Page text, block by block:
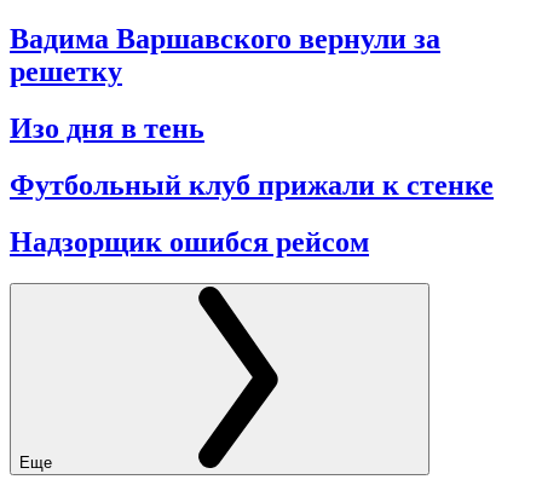
Вадима Варшавского вернули за
решетку
Изо дня в тень
Футбольный клуб прижали к стенке
Надзорщик ошибся рейсом
Еще